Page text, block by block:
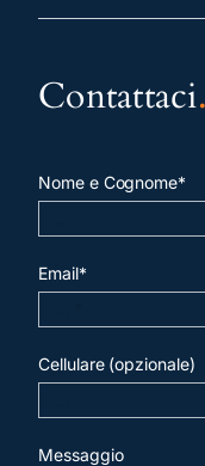
Contattaci.
Nome e Cognome*
Email*
Cellulare (opzionale)
Messaggio